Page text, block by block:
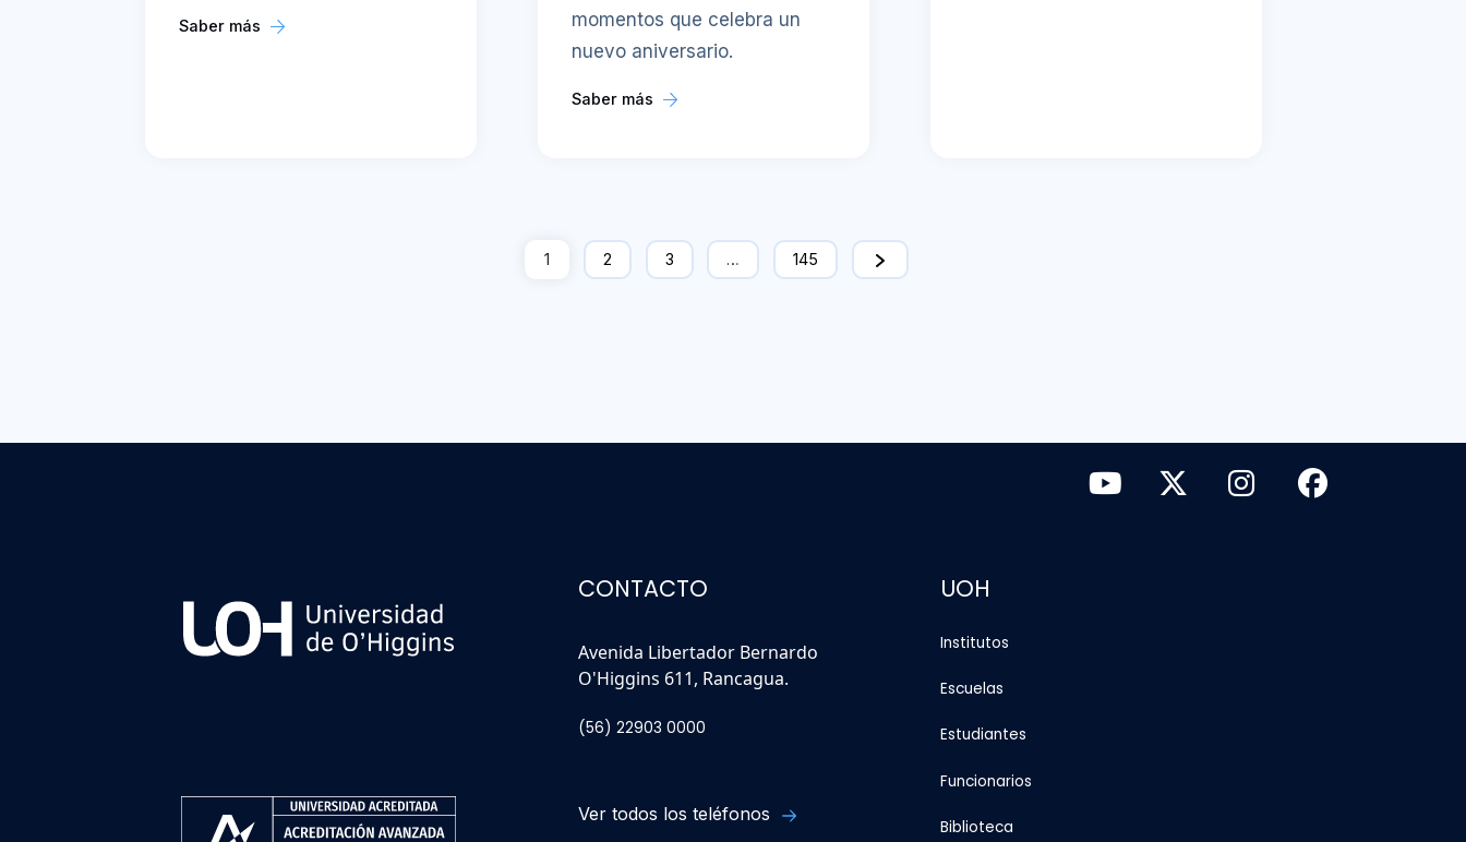
Saber más
momentos que celebra un
nuevo aniversario.
Saber más
1 2 3 … 145
CONTACTO
Avenida Libertador Bernardo
O'Higgins 611, Rancagua.
(56) 22903 0000
Ver todos los teléfonos
UOH
Institutos
Escuelas
Estudiantes
Funcionarios
Biblioteca